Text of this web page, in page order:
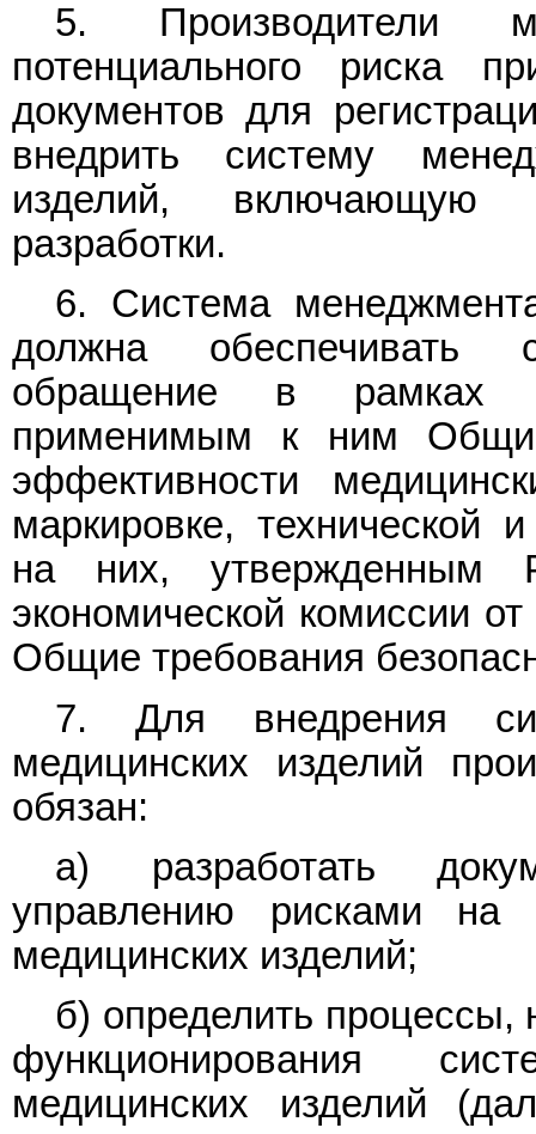
5. Производители
потенциального риска
документов для
внедрить систему
изделий, включающую
разработки.
6. Система
должна обеспечивать
обращение в рамках
применимым к ним
эффективности
маркировке, технической
на них, утвержденным
экономической комиссии
Общие требования
7. Для внедрения
медицинских изделий
обязан:
а) разработать
управлению рисками на
медицинских изделий;
б) определить процессы,
функционирования
медицинских изделий